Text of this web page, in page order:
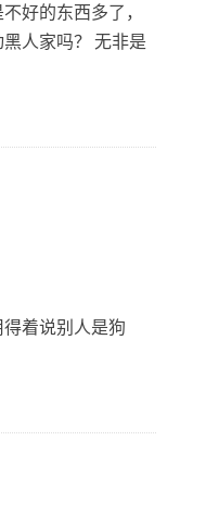
好的东西多了，
人家吗？ 无非是
着说别人是狗